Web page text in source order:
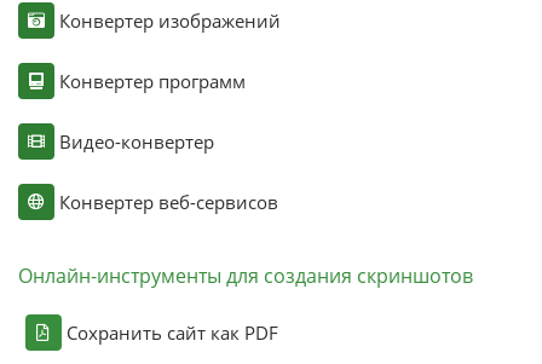
Конвертер изображений
Конвертер программ
Видео-конвертер
Конвертер веб-сервисов
Онлайн-инструменты для создания скриншотов
Сохранить сайт как PDF